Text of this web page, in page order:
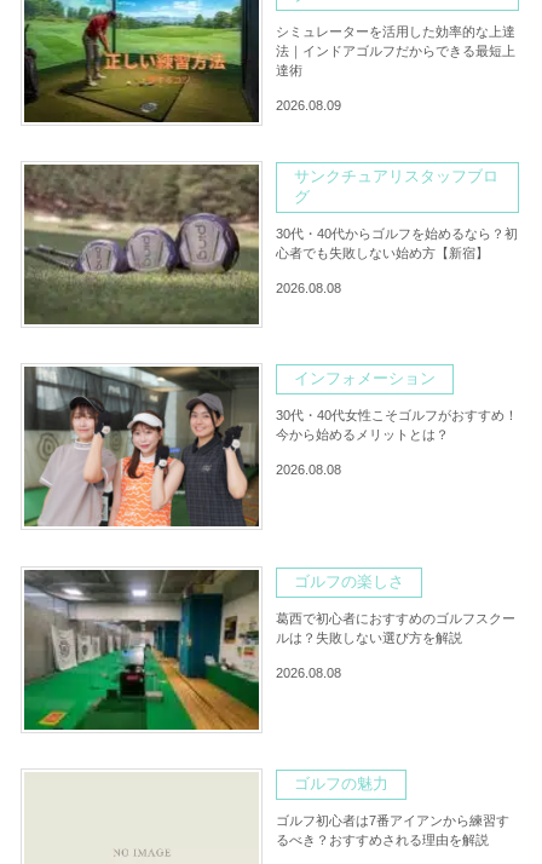
シミュレーターを活用した効率的な上達
法｜インドアゴルフだからできる最短上
達術
2026.08.09
サンクチュアリスタッフブロ
グ
30代・40代からゴルフを始めるなら？初
心者でも失敗しない始め方【新宿】
2026.08.08
インフォメーション
30代・40代女性こそゴルフがおすすめ！
今から始めるメリットとは？
2026.08.08
ゴルフの楽しさ
葛西で初心者におすすめのゴルフスクー
ルは？失敗しない選び方を解説
2026.08.08
ゴルフの魅力
ゴルフ初心者は7番アイアンから練習す
るべき？おすすめされる理由を解説